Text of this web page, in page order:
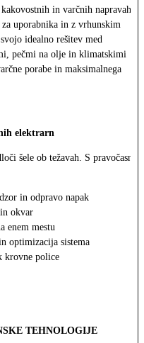
in varčnih napravah
uporabnika in z vrhunskim
idealno rešitev med
pečmi na olje in klimatskimi
porabe in maksimalnega
elektrarn
šele ob težavah. S pravočasno
in odpravo napak
okvar
enem mestu
optimizacija sistema
krovne police
TEHNOLOGIJE